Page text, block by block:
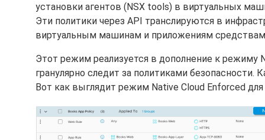
установки агентов (NSX tools) в виртуальных
Эти политики через API транслируются в
виртуальным машинам и приложениям
Этот режим реализуется в дополнение к режиму
гранулярно следит за политиками
Вот как выглядит режим Native Cloud Enforced для